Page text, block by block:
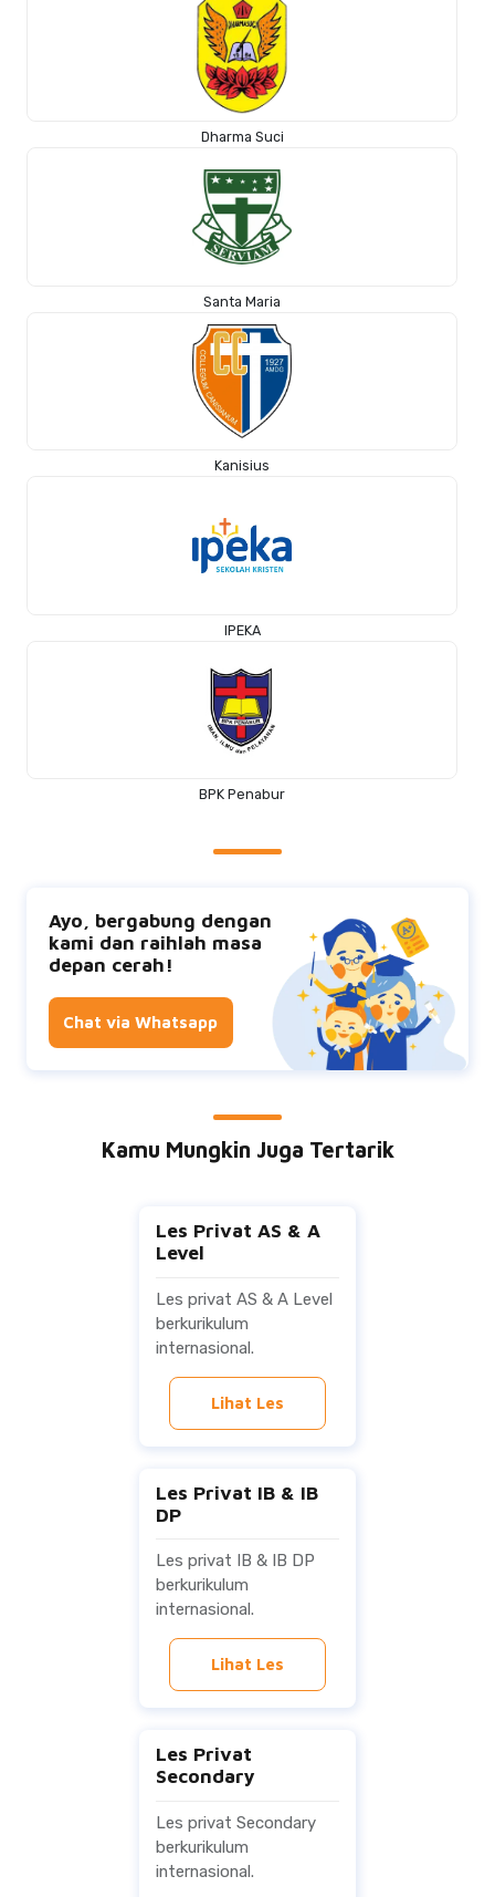
Dharma Suci
Santa Maria
Kanisius
IPEKA
BPK Penabur
Ayo, bergabung dengan
kami dan raihlah masa
depan cerah!
Chat via Whatsapp
Kamu Mungkin Juga Tertarik
Les Privat AS & A
Level
Les privat AS & A Level
berkurikulum
internasional.
Lihat Les
Les Privat IB & IB
DP
Les privat IB & IB DP
berkurikulum
internasional.
Lihat Les
Les Privat
Secondary
Les privat Secondary
berkurikulum
internasional.